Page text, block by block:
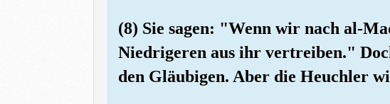
(8) Sie sagen: "Wenn wir nach al-
Niedrigeren aus ihr vertreiben."
den Gläubigen. Aber die Heuchler